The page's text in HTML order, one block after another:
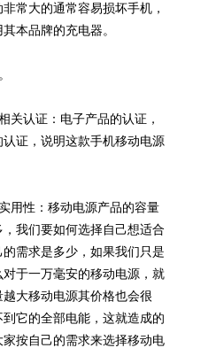
常大的通常容易损坏手机，
本品牌的充电器。
认证：电子产品的认证，
证，说明这款手机移动电源
性：移动电源产品的容量
我们要如何选择自己想适合
需求是多少，如果我们只是
于一万毫安的移动电源，就
大移动电源其价格也会很
它的全部电能，这就造成的
按自己的需求来选择移动电